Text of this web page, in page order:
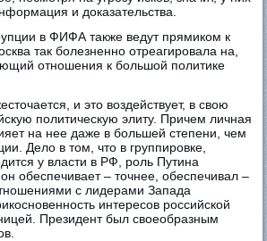
и доказательства.
в ФИФА также ведут прямиком к
так болезненно отреагировала на,
отношения к большой политике
и это воздействует, в свою
политическую элиту. Причем личная
на нее даже в большей степени, чем
Дело в том, что в группировке,
у власти в РФ, роль Путина
обеспечивает – точнее, обеспечивал –
с лидерами Запада
интересов российской
Президент был своеобразным